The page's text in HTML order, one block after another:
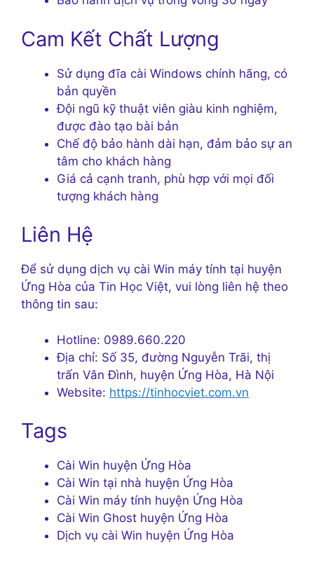
Cam Kết Chất Lượng
Sử dụng đĩa cài Windows chính hãng, có
bản quyền
Đội ngũ kỹ thuật viên giàu kinh nghiệm,
được đào tạo bài bản
Chế độ bảo hành dài hạn, đảm bảo sự an
tâm cho khách hàng
Giá cả cạnh tranh, phù hợp với mọi đối
tượng khách hàng
Liên Hệ
Để sử dụng dịch vụ cài Win máy tính tại huyện
Ứng Hòa của Tin Học Việt, vui lòng liên hệ theo
thông tin sau:
Hotline: 0989.660.220
Địa chỉ: Số 35, đường Nguyễn Trãi, thị
trấn Vân Đình, huyện Ứng Hòa, Hà Nội
Website: https://tinhocviet.com.vn
Tags
Cài Win huyện Ứng Hòa
Cài Win tại nhà huyện Ứng Hòa
Cài Win máy tính huyện Ứng Hòa
Cài Win Ghost huyện Ứng Hòa
Dịch vụ cài Win huyện Ứng Hòa